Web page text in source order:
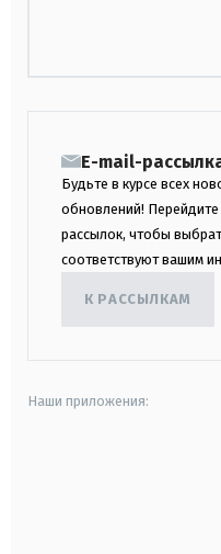
E-mail-
Будьте в курсе всех
обновлений! Перейдите
рассылок, чтобы
соответствуют вашим
К РАССЫЛКАМ
Наши приложения: